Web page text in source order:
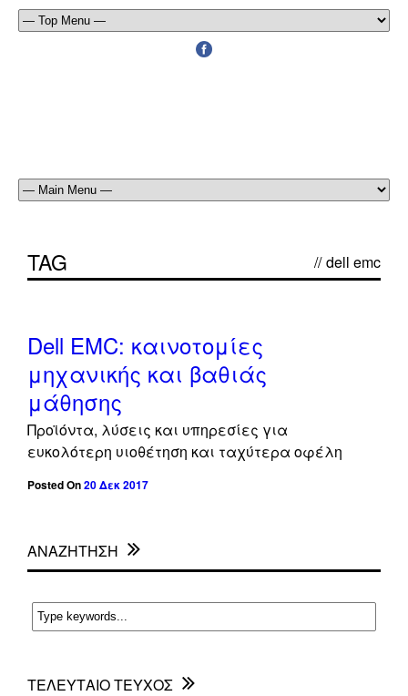
TAG // dell emc
Dell EMC: καινοτομίες
μηχανικής και βαθιάς
μάθησης
Προϊόντα, λύσεις και υπηρεσίες για
ευκολότερη υιοθέτηση και ταχύτερα οφέλη
Posted On20 Δεκ 2017
ΑΝΑΖΗΤΗΣΗ
ΤΕΛΕΥΤΑΙΟ ΤΕΥΧΟΣ